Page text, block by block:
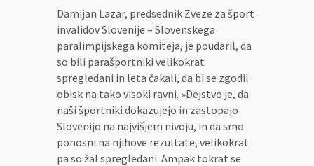
Damijan Lazar, predsednik Zveze za šport
invalidov Slovenije – Slovenskega
paralimpijskega komiteja, je poudaril, da
so bili parašportniki velikokrat
spregledani in leta čakali, da bi se zgodil
obisk na tako visoki ravni. »Dejstvo je, da
naši športniki dokazujejo in zastopajo
Slovenijo na najvišjem nivoju, in da smo
ponosni na njihove rezultate, velikokrat
pa so žal spregledani. Ampak tokrat se